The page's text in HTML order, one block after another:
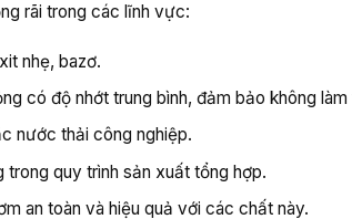
rãi trong các lĩnh vực:
nhẹ, bazơ.
có độ nhớt trung bình, đảm bảo không
nước thải công nghiệp.
quy trình sản xuất tổng hợp.
an toàn và hiệu quả với các chất này.